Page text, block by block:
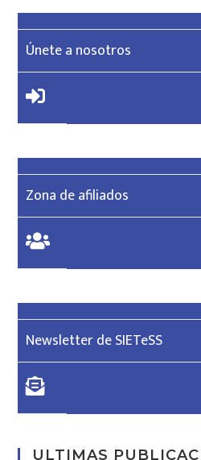
Únete a nosotros
Zona de afiliados
Newsletter de SIETeSS
ULTIMAS